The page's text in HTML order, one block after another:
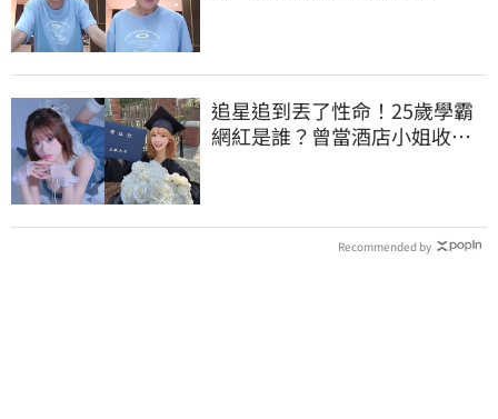
追星追到丟了性命！25歲學霸
網紅是誰？曾當酒店小姐收入
Recommended by